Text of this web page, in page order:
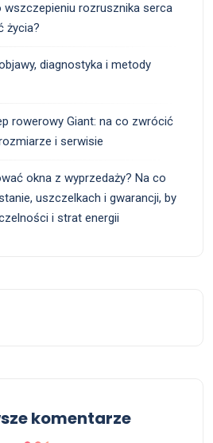
wszczepieniu rozrusznika serca
życia?
diagnostyka i metody
rowerowy Giant: na co zwrócić
i serwisie
okna z wyprzedaży? Na co
uszczelkach i gwarancji, by
i strat energii
komentarze